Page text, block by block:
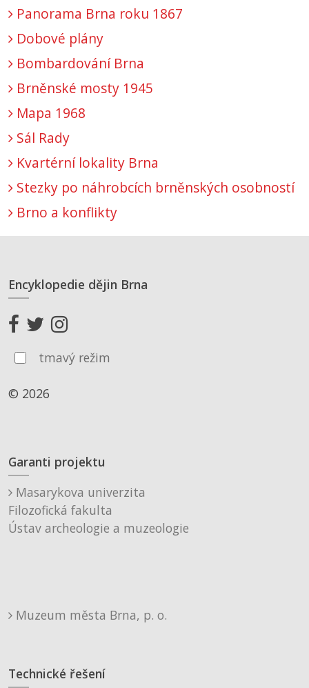
Panorama Brna roku 1867
Dobové plány
Bombardování Brna
Brněnské mosty 1945
Mapa 1968
Sál Rady
Kvartérní lokality Brna
Stezky po náhrobcích brněnských osobností
Brno a konflikty
Encyklopedie dějin Brna
tmavý režim
© 2026
Garanti projektu
Masarykova univerzita
Filozofická fakulta
Ústav archeologie a muzeologie
Muzeum města Brna, p. o.
Technické řešení